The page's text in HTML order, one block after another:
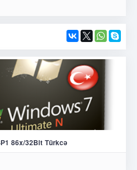
86x/32Bit Türkcə